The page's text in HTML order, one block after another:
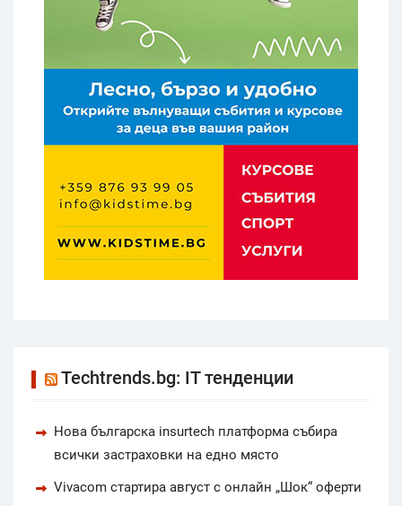
Techtrends.bg: IT тенденции
Нова българска insurtech платформа събира
всички застраховки на едно място
Vivacom стартира август с онлайн „Шок“ оферти